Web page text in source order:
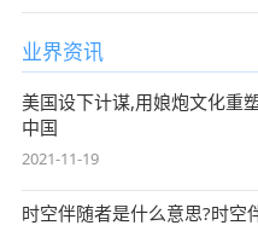
业界资讯
美国设下计谋,用娘炮文化重
中国
2021-11-19
时空伴随者是什么意思?时空